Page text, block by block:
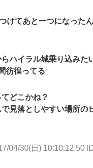
けてあと一つになった
ハイラル城乗り込みた
彷徨ってる
どこかね？
見落としやすい場所の
04/30(日) 10:10:12.50